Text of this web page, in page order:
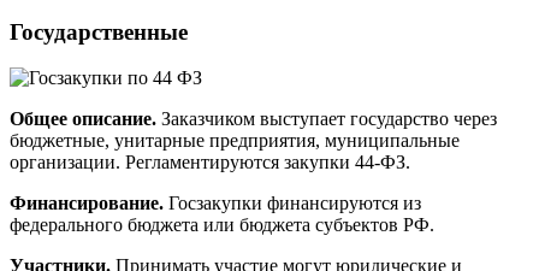
Государственные
Общее описание. Заказчиком выступает государство через
бюджетные, унитарные предприятия, муниципальные
организации. Регламентируются закупки 44-ФЗ.
Финансирование. Госзакупки финансируются из
федерального бюджета или бюджета субъектов РФ.
Участники. Принимать участие могут юридические и